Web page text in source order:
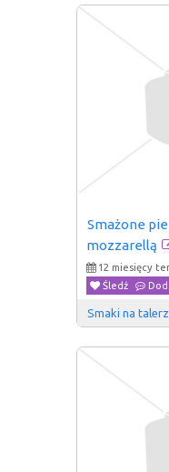
Smażone
mozzarellą
12 miesięcy
Śledź
Smaki na